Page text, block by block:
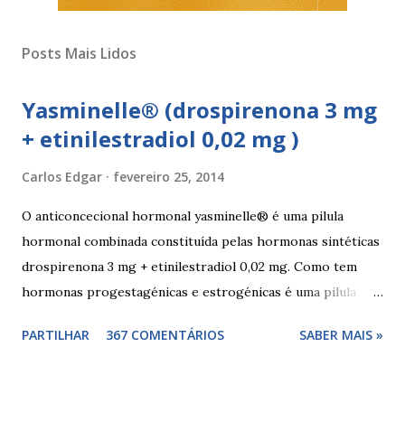
Posts Mais Lidos
Yasminelle® (drospirenona 3 mg
+ etinilestradiol 0,02 mg )
Carlos Edgar fevereiro 25, 2014
O anticoncecional hormonal yasminelle® é uma pilula
hormonal combinada constituída pelas hormonas sintéticas
drospirenona 3 mg + etinilestradiol 0,02 mg. Como tem
hormonas progestagénicas e estrogénicas é uma pilula
componentes. Composição da yasminelle®: lactose mono-
PARTILHAR 367 COMENTÁRIOS SABER MAIS »